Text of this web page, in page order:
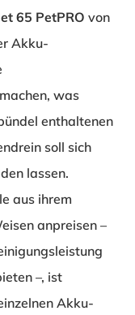
65 PetPRO von
Akku-
was
enthaltenen
soll sich
lassen.
aus ihrem
anpreisen –
–, ist
Akku-